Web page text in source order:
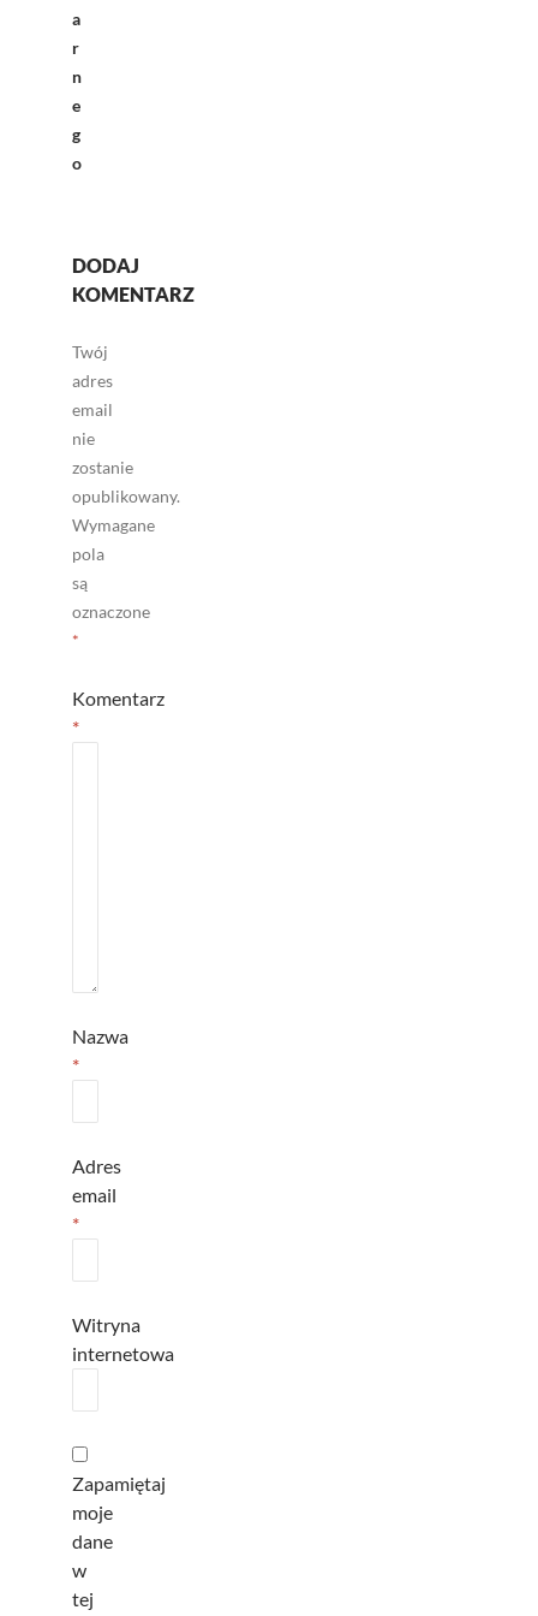
a
r
n
e
g
o
DODAJ
KOMENTARZ
Twój
adres
email
nie
zostanie
opublikowany.
Wymagane
pola
są
oznaczone
*
Komentarz
*
Nazwa
*
Adres
email
*
Witryna
internetowa
Zapamiętaj
moje
dane
w
tej